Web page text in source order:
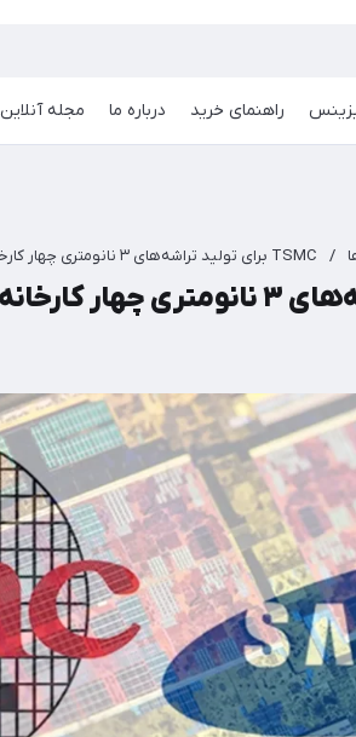
راهنمای خرید درباره ما مجله آنلاین
/ TSMC برای تولید تراشه‌های ۳ نانومتری چهار کارخانه جدید می‌سازد